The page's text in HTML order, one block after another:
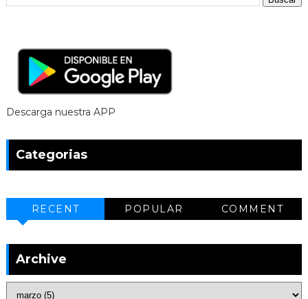
Descarga nuestra APP
Categorias
RECENT POPULAR COMMENT
Archive